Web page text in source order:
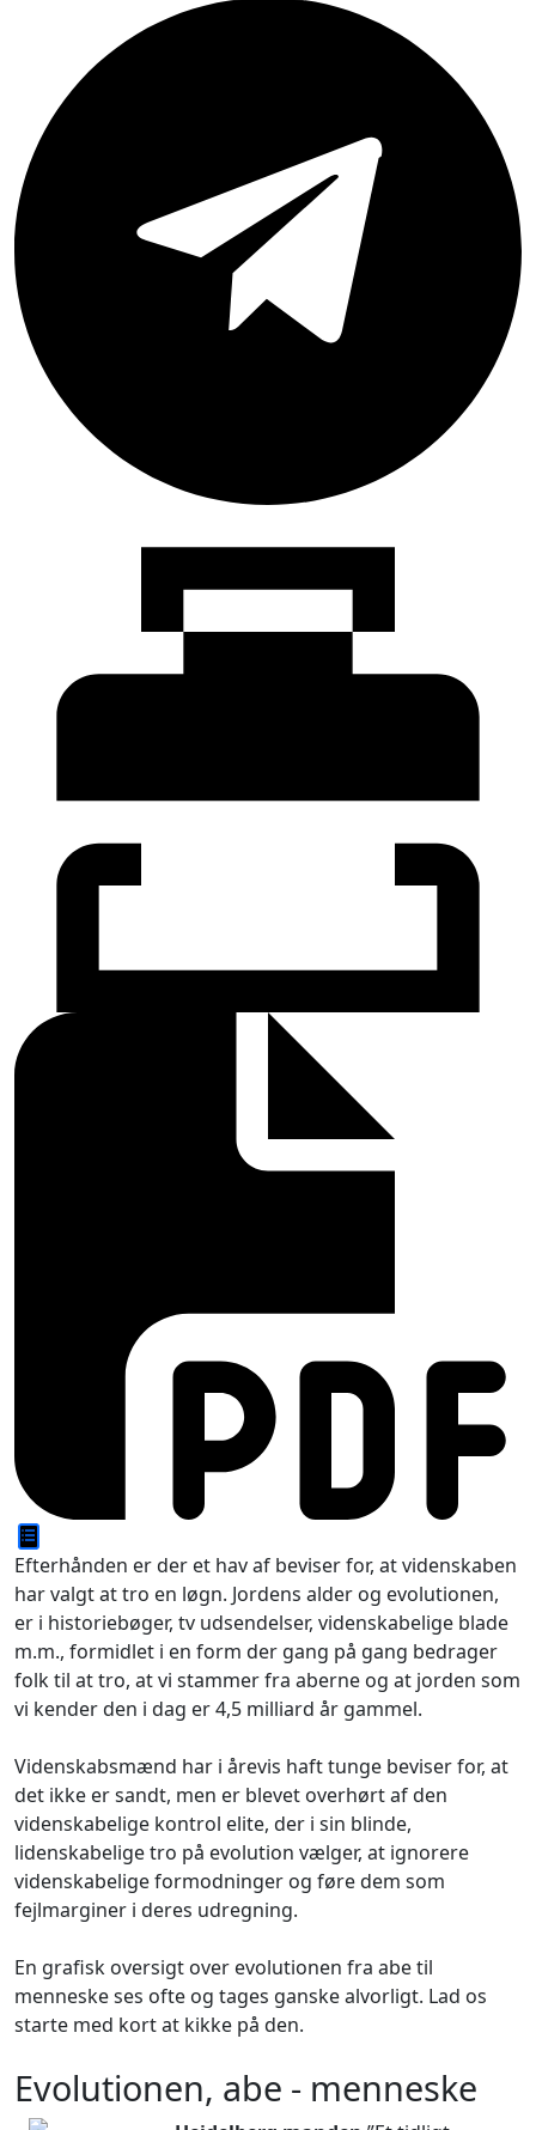
Efterhånden er der et hav af beviser for, at videnskaben
har valgt at tro en løgn. Jordens alder og evolutionen,
er i historiebøger, tv udsendelser, videnskabelige blade
m.m., formidlet i en form der gang på gang bedrager
folk til at tro, at vi stammer fra aberne og at jorden som
vi kender den i dag er 4,5 milliard år gammel.
Videnskabsmænd har i årevis haft tunge beviser for, at
det ikke er sandt, men er blevet overhørt af den
videnskabelige kontrol elite, der i sin blinde,
lidenskabelige tro på evolution vælger, at ignorere
videnskabelige formodninger og føre dem som
fejlmarginer i deres udregning.
En grafisk oversigt over evolutionen fra abe til
menneske ses ofte og tages ganske alvorligt. Lad os
starte med kort at kikke på den.
Evolutionen, abe - menneske